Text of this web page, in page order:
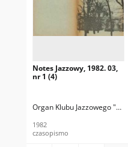
Notes Jazzowy, 1982. 03,
nr 1 (4)
Organ Klubu Jazzowego
1982
czasopismo